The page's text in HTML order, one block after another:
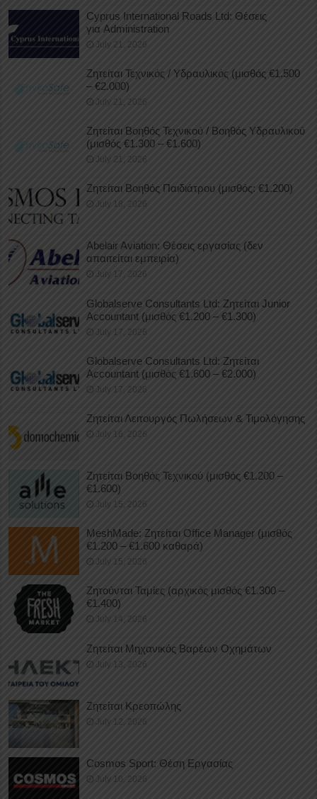
Cyprus International Roads Ltd: Θέσεις
για Administration
July 21, 2026
Ζητείται Τεχνικός / Υδραυλικός (μισθός €1.500
– €2.000)
July 21, 2026
Ζητείται Βοηθός Τεχνικού / Βοηθός Υδραυλικού
(μισθός €1.300 – €1.600)
July 21, 2026
Ζητείται Βοηθός Παιδιάτρου (μισθός: €1.200)
July 18, 2026
Abelair Aviation: Θέσεις εργασίας (δεν
απαιτείται εμπειρία)
July 17, 2026
Globalserve Consultants Ltd: Ζητείται Junior
Accountant (μισθός €1.200 – €1.300)
July 17, 2026
Globalserve Consultants Ltd: Ζητείται
Accountant (μισθός €1.600 – €2.000)
July 17, 2026
Ζητείται Λειτουργός Πωλήσεων & Τιμολόγησης
July 16, 2026
Ζητείται Βοηθός Τεχνικού (μισθός €1.200 –
€1.600)
July 15, 2026
MeshMade: Ζητείται Office Manager (μισθός
€1.200 – €1.600 καθαρά)
July 15, 2026
Ζητούνται Ταμίες (αρχικός μισθός €1.300 –
€1.400)
July 14, 2026
Ζητείται Μηχανικός Βαρέων Οχημάτων
July 13, 2026
Ζητείται Κρεοπώλης
July 12, 2026
Cosmos Sport: Θέση Εργασίας
July 10, 2026